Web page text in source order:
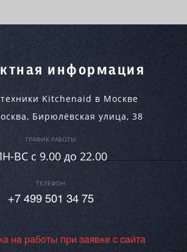
информация
Kitchenaid в Москве
, Бирюлёвская улица, 38
ГРАФИК РАБОТЫ
ВC c 9.00 до 22.00
ТЕЛЕФОН
+7 499 501 34 75
на работы при заявке с сайта